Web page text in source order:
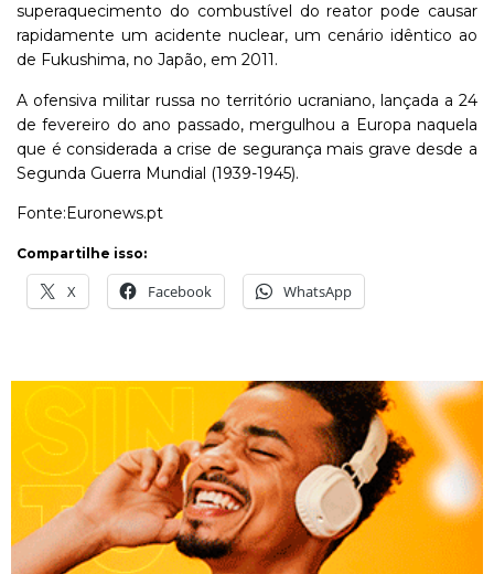
superaquecimento do combustível do reator pode causar
rapidamente um acidente nuclear, um cenário idêntico ao
de Fukushima, no Japão, em 2011.
A ofensiva militar russa no território ucraniano, lançada a 24
de fevereiro do ano passado, mergulhou a Europa naquela
que é considerada a crise de segurança mais grave desde a
Segunda Guerra Mundial (1939-1945).
Fonte:Euronews.pt
Compartilhe isso:
X Facebook WhatsApp